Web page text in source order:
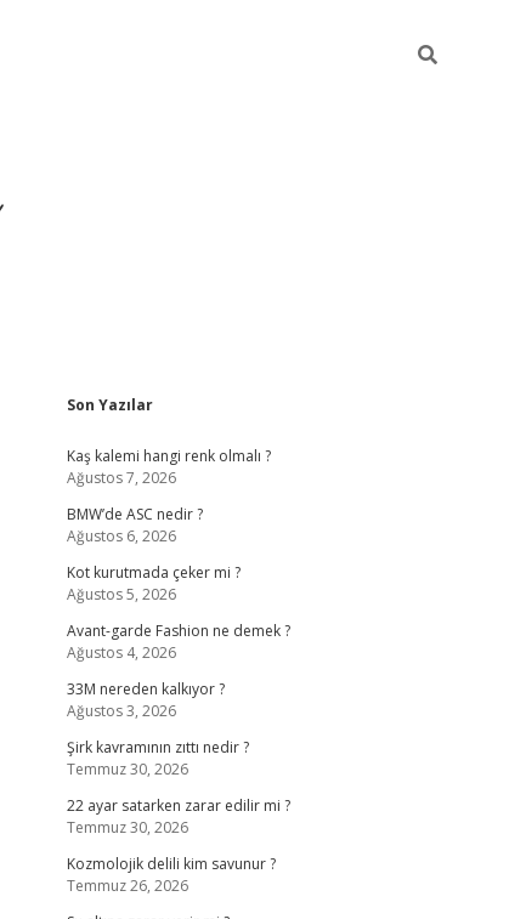
Sidebar
Son Yazılar
Kaş kalemi hangi renk olmalı ?
Ağustos 7, 2026
BMW’de ASC nedir ?
Ağustos 6, 2026
Kot kurutmada çeker mi ?
Ağustos 5, 2026
Avant-garde Fashion ne demek ?
Ağustos 4, 2026
33M nereden kalkıyor ?
Ağustos 3, 2026
Şirk kavramının zıttı nedir ?
Temmuz 30, 2026
22 ayar satarken zarar edilir mi ?
Temmuz 30, 2026
Kozmolojik delili kim savunur ?
Temmuz 26, 2026